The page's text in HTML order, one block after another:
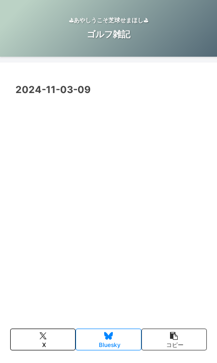
⛳️あやしうこそ芝球せまほし⛳️
ゴルフ雑記
2024-11-03-09
X Bluesky コピー